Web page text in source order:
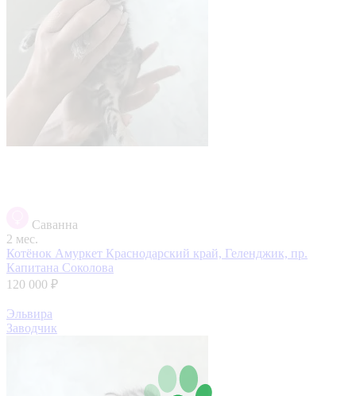
Саванна
2 мес.
Котёнок Амуркет Краснодарский край, Геленджик, пр.
Капитана Соколова
120 000 ₽
Эльвира
Заводчик